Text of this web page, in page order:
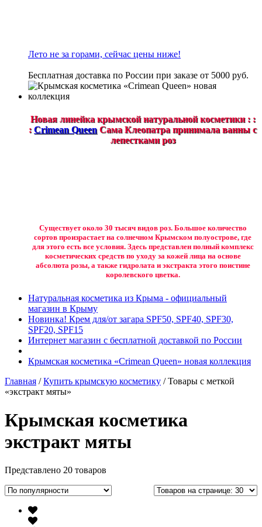
Лето не за горами, сейчас цены ниже!
Бесплатная доставка по России при заказе от 5000 руб.
Новая линейка крымской натуральной косметики : :
: Crimean Queen Сама Клеопатра принимала ванны с
лепестками роз
Существует около 30 тысяч видов роз. Большое количество
сортов произрастает на солнечном Крымском полуострове, где
для этого есть все условия. Здесь представлен полный комплекс
косметических средств по уходу за кожей лица на основе
абсолюта розы, а также гидролата и экстракта этого поистине
королевского цветка.
Натуральная косметика из Крыма - официальный
магазин в Крыму
Новинка! Крем для/от загара SPF50, SPF40, SPF30,
SPF20, SPF15
Интернет магазин с бесплатной доставкой по России
Крымская косметика «Crimean Queen» новая коллекция
Главная /Купить крымскую косметику / Товары с меткой
«экстракт мяты»
Крымская косметика
экстракт мяты
Представлено 20 товаров